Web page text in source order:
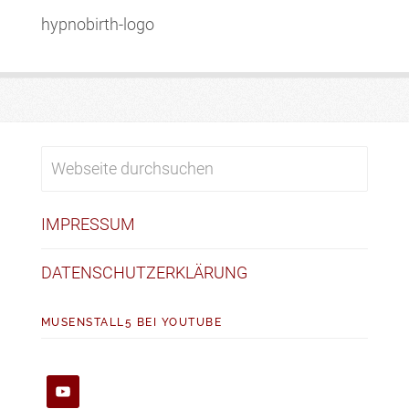
hypnobirth-logo
IMPRESSUM
DATENSCHUTZERKLÄRUNG
MUSENSTALL5 BEI YOUTUBE